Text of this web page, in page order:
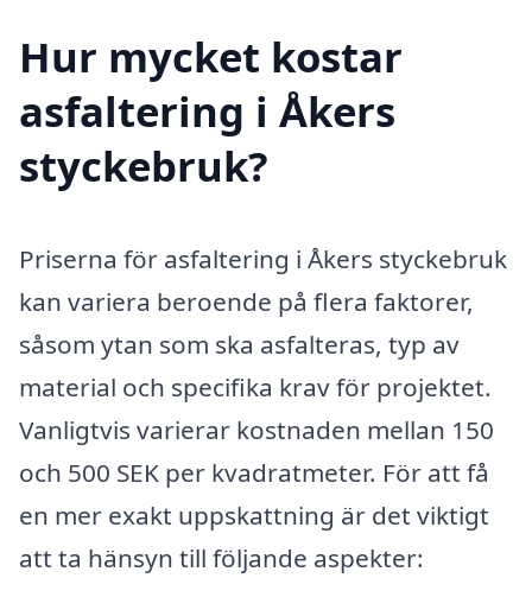
Hur mycket kostar
asfaltering i Åkers
styckebruk?
Priserna för asfaltering i Åkers styckebruk
kan variera beroende på flera faktorer,
såsom ytan som ska asfalteras, typ av
material och specifika krav för projektet.
Vanligtvis varierar kostnaden mellan 150
och 500 SEK per kvadratmeter. För att få
en mer exakt uppskattning är det viktigt
att ta hänsyn till följande aspekter: